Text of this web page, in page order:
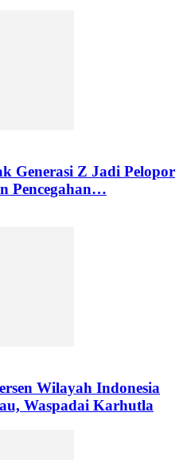
Generasi Z Jadi Pelopor
Pencegahan…
Wilayah Indonesia
Waspadai Karhutla